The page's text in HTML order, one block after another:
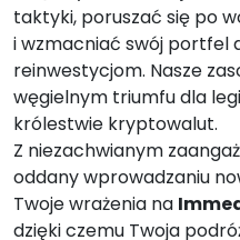
taktyki, poruszać się po
i wzmacniać swój portfel
reinwestycjom. Nasze
węgielnym triumfu dla
królestwie kryptowalut.
Z niezachwianym
oddany wprowadzaniu
Twoje wrażenia na
dzięki czemu Twoja